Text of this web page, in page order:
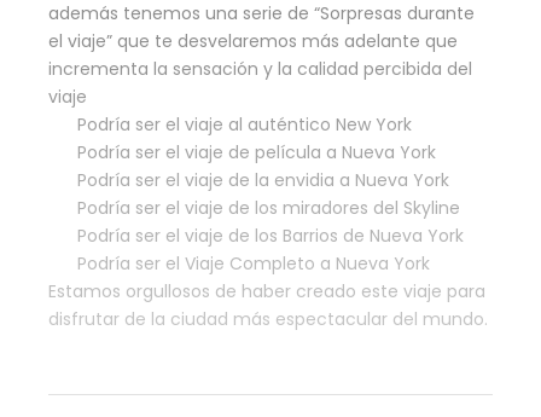
además tenemos una serie de “Sorpresas durante
el viaje” que te desvelaremos más adelante que
incrementa la sensación y la calidad percibida del
viaje
Podría ser el viaje al auténtico New York
Podría ser el viaje de película a Nueva York
Podría ser el viaje de la envidia a Nueva York
Podría ser el viaje de los miradores del Skyline
Podría ser el viaje de los Barrios de Nueva York
Podría ser el Viaje Completo a Nueva York
Estamos orgullosos de haber creado este viaje para
disfrutar de la ciudad más espectacular del mundo.